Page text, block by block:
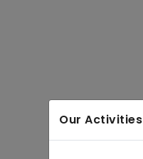
Our Activities